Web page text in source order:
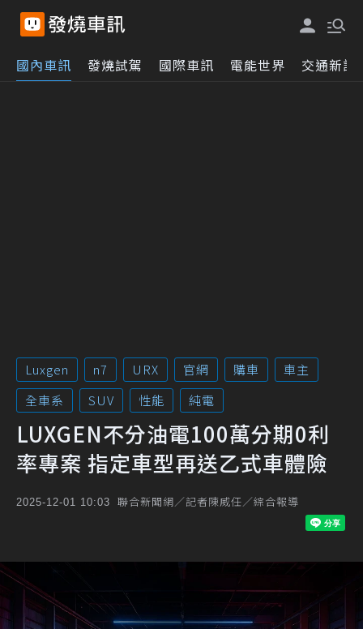
國內車訊 發燒試駕 國際車訊 電能世界 交通新訊
Luxgen n7 URX 官網 購車
車主
全車系
SUV 性能 純電
LUXGEN不分油電100萬分期0利
率專案 指定車型再送乙式車體險
2025-12-01 10:03 聯合新聞網／記者陳威任／綜合報導